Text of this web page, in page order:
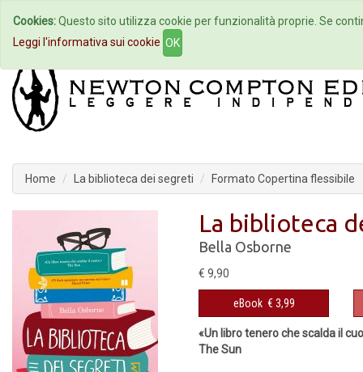
Home Autori Eventi
Home La biblioteca dei segreti Formato Copertina flessibile
La biblioteca
Bella Osborne
€ 9,90
eBook € 3,99
«Un libro tenero che scalda il
The Sun
Cookies:Questo sito utilizza cookie per funzionalità proprie. Se
Leggi l'informativa sui cookie OK